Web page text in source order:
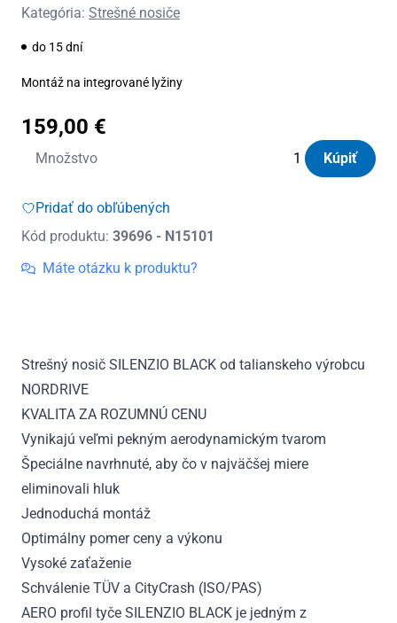
Kategória: Strešné nosiče
do 15 dní
Montáž na integrované lyžiny
159,00 €
Množstvo
množstvo
Silenzio
Strešný
nosič
-
2019
Kúpiť
Pridať do obľúbených
Kód produktu: 39696 - N15101
Máte otázku k produktu?
Strešný nosič SILENZIO BLACK od talianskeho výrobcu
NORDRIVE
KVALITA ZA ROZUMNÚ CENU
Vynikajú veľmi pekným aerodynamickým tvarom
Špeciálne navrhnuté, aby čo v najväčšej miere
eliminovali hluk
Jednoduchá montáž
Optimálny pomer ceny a výkonu
Vysoké zaťaženie
Schválenie TÜV a CityCrash (ISO/PAS)
AERO profil tyče SILENZIO BLACK je jedným z